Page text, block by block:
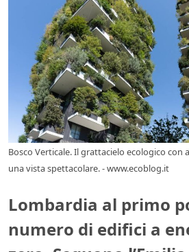
Bosco Verticale. Il grattacielo ecologico con
una vista spettacolare. - www.ecoblog.it
Lombardia al primo
numero di edifici a